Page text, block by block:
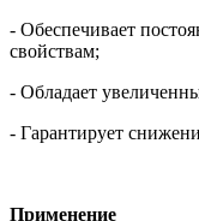
- Обеспечивает
свойствам;
- Обладает
- Гарантирует
Применение